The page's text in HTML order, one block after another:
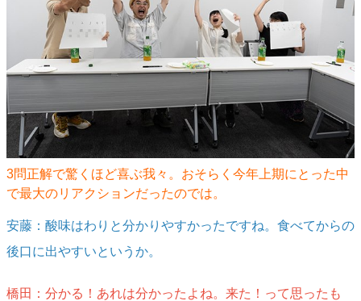
3問正解で驚くほど喜ぶ我々。おそらく今年上期にとった中
で最大のリアクションだったのでは。
安藤：酸味はわりと分かりやすかったですね。食べてからの
後口に出やすいというか。
橋田：分かる！あれは分かったよね。来た！って思ったも